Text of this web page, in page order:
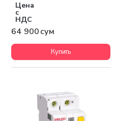
Цена
с
НДС
64 900 сум
Купить